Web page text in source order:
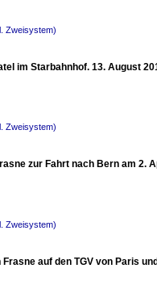
Zweisystem)
im Starbahnhof. 13. August
Zweisystem)
zur Fahrt nach Bern am 2.
Zweisystem)
auf den TGV von Paris